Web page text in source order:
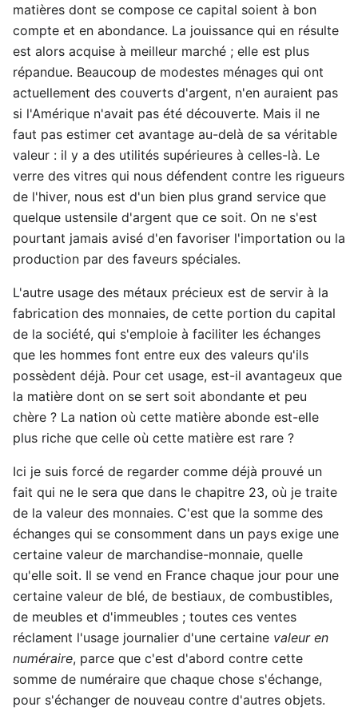
matières dont se compose ce capital soient à bon
compte et en abondance. La jouissance qui en résulte
est alors acquise à meilleur marché ; elle est plus
répandue. Beaucoup de modestes ménages qui ont
actuellement des couverts d'argent, n'en auraient pas
si l'Amérique n'avait pas été découverte. Mais il ne
faut pas estimer cet avantage au-delà de sa véritable
valeur : il y a des utilités supérieures à celles-là. Le
verre des vitres qui nous défendent contre les rigueurs
de l'hiver, nous est d'un bien plus grand service que
quelque ustensile d'argent que ce soit. On ne s'est
pourtant jamais avisé d'en favoriser l'importation ou la
production par des faveurs spéciales.
L'autre usage des métaux précieux est de servir à la
fabrication des monnaies, de cette portion du capital
de la société, qui s'emploie à faciliter les échanges
que les hommes font entre eux des valeurs qu'ils
possèdent déjà. Pour cet usage, est-il avantageux que
la matière dont on se sert soit abondante et peu
chère ? La nation où cette matière abonde est-elle
plus riche que celle où cette matière est rare ?
Ici je suis forcé de regarder comme déjà prouvé un
fait qui ne le sera que dans le chapitre 23, où je traite
de la valeur des monnaies. C'est que la somme des
échanges qui se consomment dans un pays exige une
certaine valeur de marchandise-monnaie, quelle
qu'elle soit. Il se vend en France chaque jour pour une
certaine valeur de blé, de bestiaux, de combustibles,
de meubles et d'immeubles ; toutes ces ventes
réclament l'usage journalier d'une certaine valeur en
numéraire, parce que c'est d'abord contre cette
somme de numéraire que chaque chose s'échange,
pour s'échanger de nouveau contre d'autres objets.